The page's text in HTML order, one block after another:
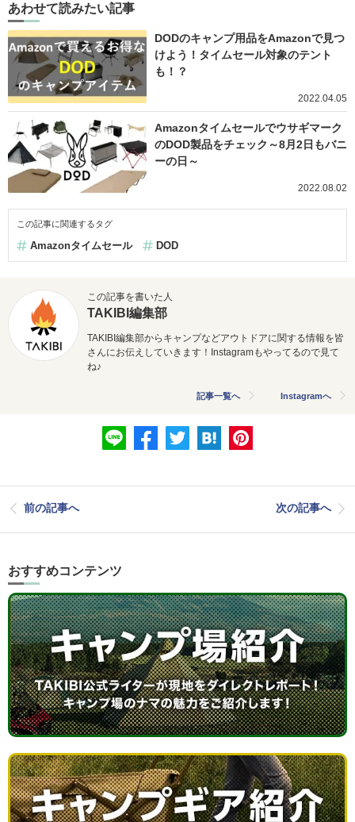
あわせて読みたい記事
DODのキャンプ用品をAmazonで見つ
けよう！タイムセール対象のテント
も！？
2022.04.05
Amazonタイムセールでウサギマーク
のDOD製品をチェック～8月2日もバニ
ーの日～
2022.08.02
この記事に関連するタグ
Amazonタイムセール DOD
この記事を書いた人
TAKIBI編集部
TAKIBI編集部からキャンプなどアウトドアに関する情報を皆
さんにお伝えしていきます！Instagramもやってるので見て
ね♪
記事一覧へ Instagramへ
前の記事へ 次の記事へ
おすすめコンテンツ